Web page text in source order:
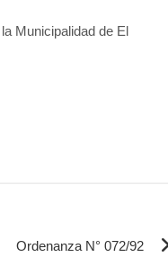
Municipalidad de El
Ordenanza N° 072/92